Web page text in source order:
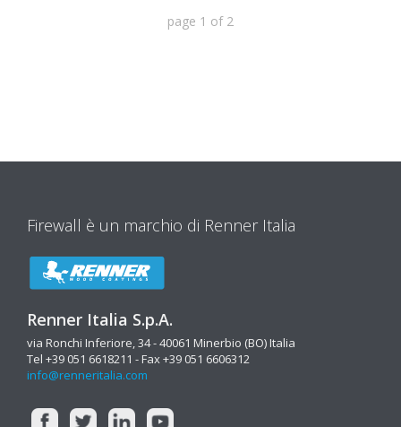
page 1 of 2
Firewall è un marchio di Renner Italia
Renner Italia S.p.A.
via Ronchi Inferiore, 34 - 40061 Minerbio (BO) Italia
Tel +39 051 6618211 - Fax +39 051 6606312
info@renneritalia.com